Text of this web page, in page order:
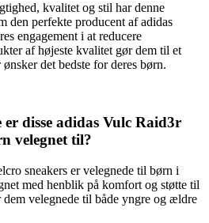
kvalitet og stil har denne
den perfekte producent af adidas
engagement i at reducere
af højeste kvalitet gør dem til et
det bedste for deres børn.
disse adidas Vulc Raid3r
velegnet til?
sneakers er velegnede til børn i
med henblik på komfort og støtte til
velegnede til både yngre og ældre